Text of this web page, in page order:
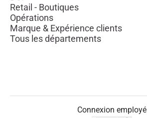
Retail - Boutiques
Opérations
Marque & Expérience clients
Tous les départements
Connexion employé